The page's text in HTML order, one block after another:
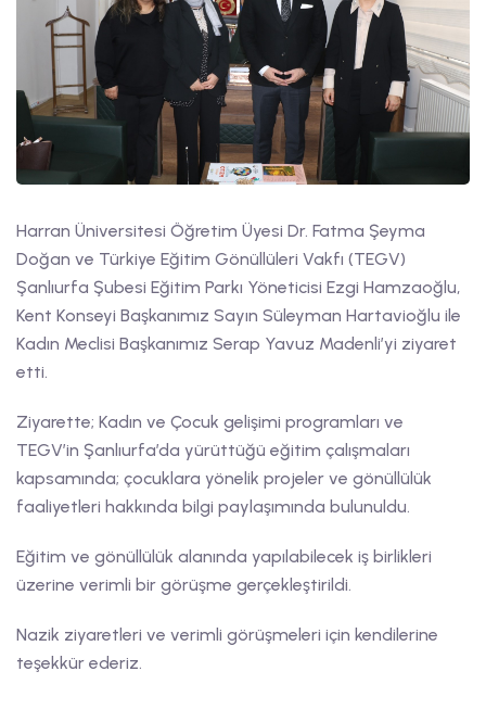
Harran Üniversitesi Öğretim Üyesi Dr. Fatma Şeyma
Doğan ve Türkiye Eğitim Gönüllüleri Vakfı (TEGV)
Şanlıurfa Şubesi Eğitim Parkı Yöneticisi Ezgi Hamzaoğlu,
Kent Konseyi Başkanımız Sayın Süleyman Hartavioğlu ile
Kadın Meclisi Başkanımız Serap Yavuz Madenli’yi ziyaret
etti.
Ziyarette; Kadın ve Çocuk gelişimi programları ve
TEGV’in Şanlıurfa’da yürüttüğü eğitim çalışmaları
kapsamında; çocuklara yönelik projeler ve gönüllülük
faaliyetleri hakkında bilgi paylaşımında bulunuldu.
Eğitim ve gönüllülük alanında yapılabilecek iş birlikleri
üzerine verimli bir görüşme gerçekleştirildi.
Nazik ziyaretleri ve verimli görüşmeleri için kendilerine
teşekkür ederiz.